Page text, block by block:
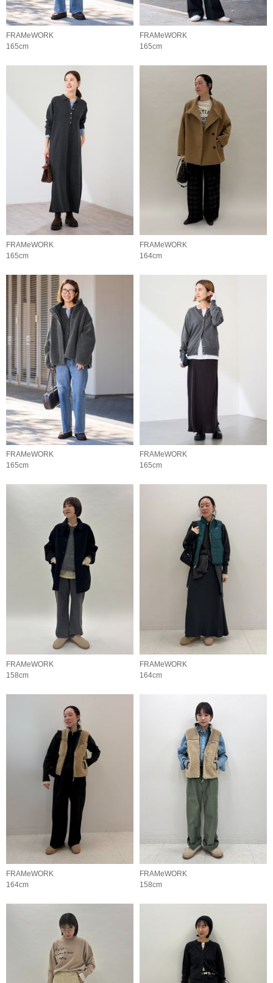
FRAMeWORK
165cm
FRAMeWORK
165cm
FRAMeWORK
165cm
FRAMeWORK
164cm
FRAMeWORK
165cm
FRAMeWORK
165cm
FRAMeWORK
158cm
FRAMeWORK
164cm
FRAMeWORK
164cm
FRAMeWORK
158cm